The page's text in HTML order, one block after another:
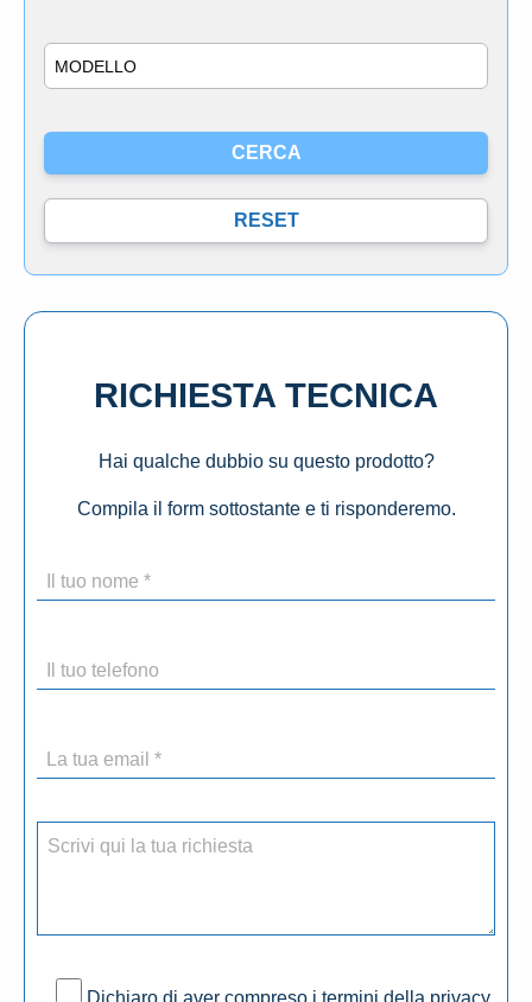
RICHIESTA TECNICA
Hai qualche dubbio su questo prodotto?
Compila il form sottostante e ti risponderemo.